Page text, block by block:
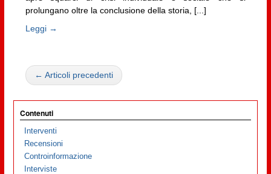
prolungano oltre la conclusione della storia, [...]
Leggi →
← Articoli precedenti
Contenuti
Interventi
Recensioni
Controinformazione
Interviste